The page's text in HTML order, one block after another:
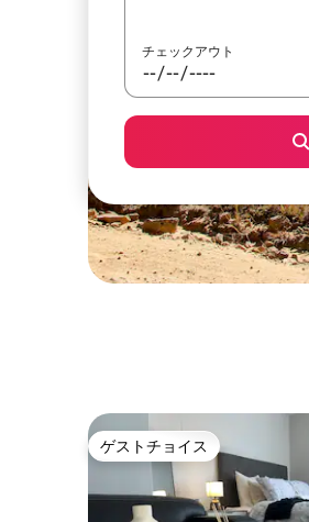
チェックアウト
ゲストチョイス
ゲストチョイス